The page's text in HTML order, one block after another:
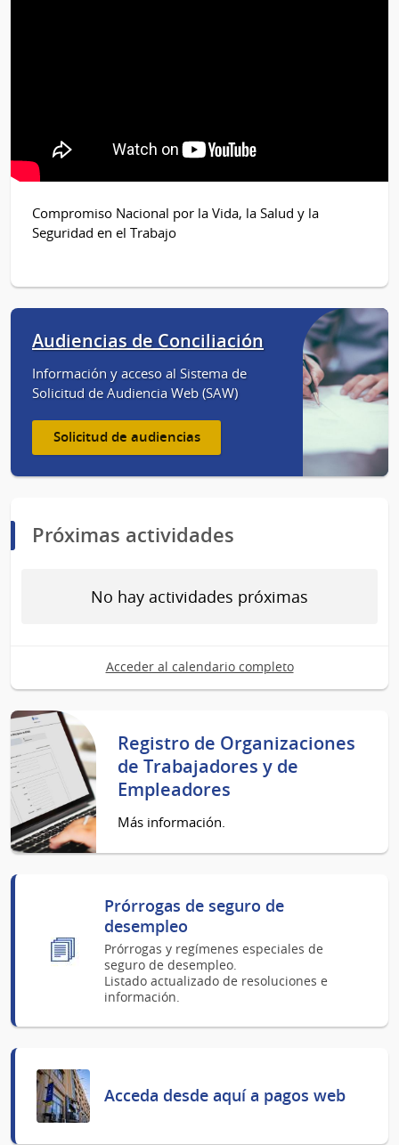
Compromiso Nacional por la Vida, la Salud y la
Seguridad en el Trabajo
Audiencias de Conciliación
Información y acceso al Sistema de
Solicitud de Audiencia Web (SAW)
Solicitud de audiencias
Próximas actividades
No hay actividades próximas
Acceder al calendario completo
Registro de Organizaciones
de Trabajadores y de
Empleadores
Más información.
Prórrogas de seguro de
desempleo
Prórrogas y regímenes especiales de
seguro de desempleo.
Listado actualizado de resoluciones e
información.
Acceda desde aquí a pagos web